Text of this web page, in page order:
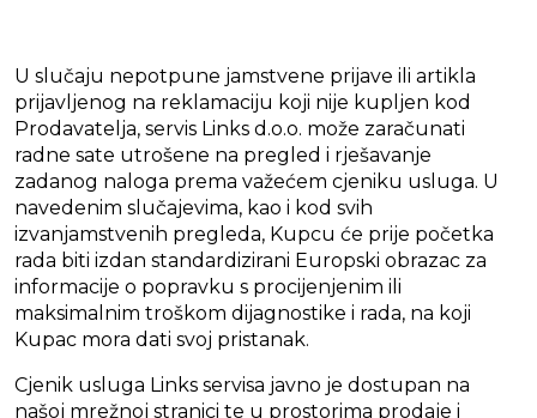
U slučaju nepotpune jamstvene prijave ili artikla
prijavljenog na reklamaciju koji nije kupljen kod
Prodavatelja, servis Links d.o.o. može zaračunati
radne sate utrošene na pregled i rješavanje
zadanog naloga prema važećem cjeniku usluga. U
navedenim slučajevima, kao i kod svih
izvanjamstvenih pregleda, Kupcu će prije početka
rada biti izdan standardizirani Europski obrazac za
informacije o popravku s procijenjenim ili
maksimalnim troškom dijagnostike i rada, na koji
Kupac mora dati svoj pristanak.
Cjenik usluga Links servisa javno je dostupan na
našoj mrežnoj stranici te u prostorima prodaje i